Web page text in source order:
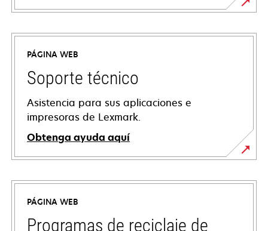
PÁGINA WEB
Soporte técnico
Asistencia para sus aplicaciones e
impresoras de Lexmark.
Obtenga ayuda aquí
se
abre
una
pestaña
PÁGINA WEB
Programas de reciclaje de